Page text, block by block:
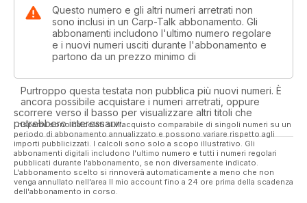
Great giveaways:
- Fox/Mainline Carp Angler of the Year
- Fox £500 Edges Giveaway
- Gardner Monthly Winners
- Richworth Monthly Bait Winners
Questo numero e gli altri numeri arretrati non
sono inclusi in un Carp-Talk abbonamento. Gli
abbonamenti includono l'ultimo numero regolare
e i nuovi numeri usciti durante l'abbonamento e
partono da un prezzo minimo di
Purtroppo questa testata non pubblica più nuovi numeri. È
ancora possibile acquistare i numeri arretrati, oppure
scorrere verso il basso per visualizzare altri titoli che
potrebbero interessarvi.
I risparmi sono calcolati sull'acquisto comparabile di singoli numeri su un
periodo di abbonamento annualizzato e possono variare rispetto agli
importi pubblicizzati. I calcoli sono solo a scopo illustrativo. Gli
abbonamenti digitali includono l'ultimo numero e tutti i numeri regolari
pubblicati durante l'abbonamento, se non diversamente indicato.
L'abbonamento scelto si rinnoverà automaticamente a meno che non
venga annullato nell'area Il mio account fino a 24 ore prima della scadenza
dell'abbonamento in corso.